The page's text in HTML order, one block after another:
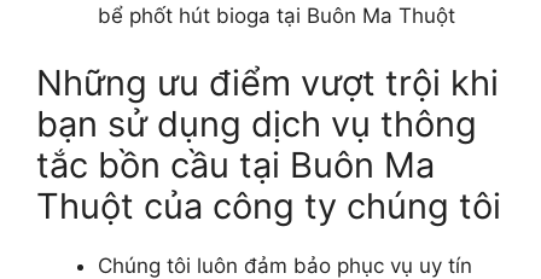
bể phốt hút bioga tại Buôn Ma Thuột
Những ưu điểm vượt trội khi
bạn sử dụng dịch vụ thông
tắc bồn cầu tại Buôn Ma
Thuột của công ty chúng tôi
Chúng tôi luôn đảm bảo phục vụ uy tín